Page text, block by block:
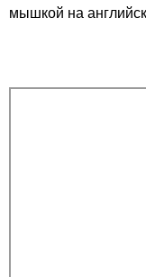
мышкой на